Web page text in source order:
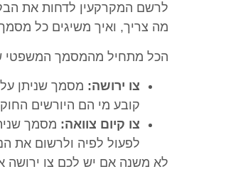
לרשם המקרקעין לדחות את
מה צריך, ואיך משיגים כל
הכל מתחיל מהמסמך המשפטי
צו ירושה: מסמך שניתן על
קובע מי הם היורשים
צו קיום צוואה: מסמך
לפעול לפיה ולרשום את
לא משנה אם יש לכם צו ירושה